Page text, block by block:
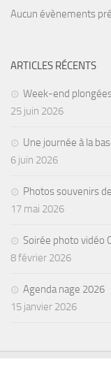
Aucun évènements
ARTICLES RÉCENTS
Week-end
25 juin 2026
Une journée à la
6 juin 2026
Photos souvenirs
17 mai 2026
Soirée photo vidéo
8 février 2026
Agenda nage 2026
15 janvier 2026